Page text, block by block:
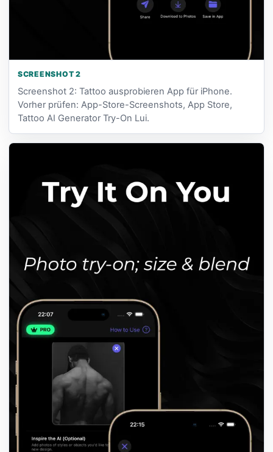
SCREENSHOT 2
Screenshot 2: Tattoo ausprobieren App für iPhone.
Vorher prüfen: App-Store-Screenshots, App Store,
Tattoo AI Generator Try-On Lui.